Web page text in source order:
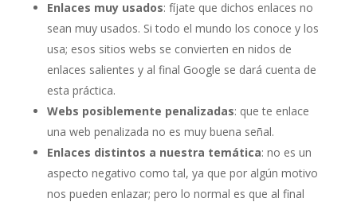
Enlaces muy usados: fíjate que dichos enlaces no
sean muy usados. Si todo el mundo los conoce y los
usa; esos sitios webs se convierten en nidos de
enlaces salientes y al final Google se dará cuenta de
esta práctica.
Webs posiblemente penalizadas: que te enlace
una web penalizada no es muy buena señal.
Enlaces distintos a nuestra temática: no es un
aspecto negativo como tal, ya que por algún motivo
nos pueden enlazar; pero lo normal es que al final